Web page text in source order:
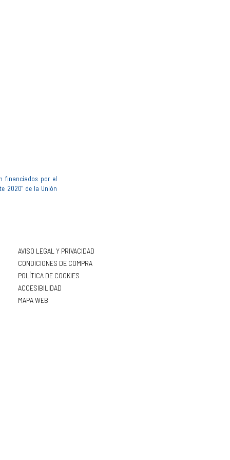
financiados por el
2020" de la Unión
AVISO LEGAL Y PRIVACIDAD
CONDICIONES DE COMPRA
POLÍTICA DE COOKIES
ACCESIBILIDAD
MAPA WEB